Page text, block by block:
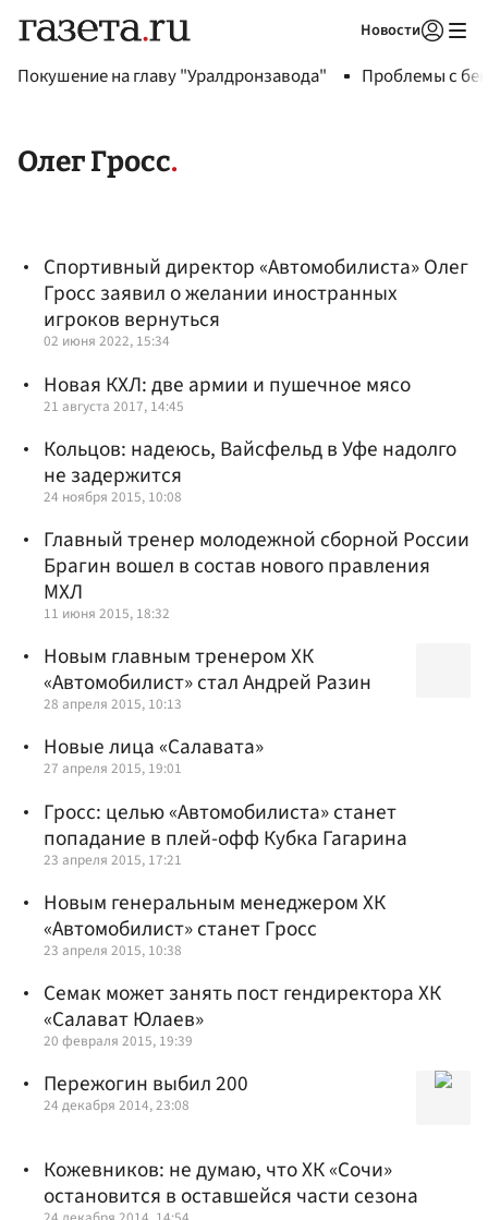
Новости
Покушение на главу "Уралдронзавода" Проблемы с
Олег Гросс
Спортивный директор «Автомобилиста» Олег
Гросс заявил о желании иностранных
игроков вернуться
02 июня 2022, 15:34
Новая КХЛ: две армии и пушечное мясо
21 августа 2017, 14:45
Кольцов: надеюсь, Вайсфельд в Уфе надолго
не задержится
24 ноября 2015, 10:08
Главный тренер молодежной сборной России
Брагин вошел в состав нового правления
МХЛ
11 июня 2015, 18:32
Новым главным тренером ХК
«Автомобилист» стал Андрей Разин
28 апреля 2015, 10:13
Новые лица «Салавата»
27 апреля 2015, 19:01
Гросс: целью «Автомобилиста» станет
попадание в плей-офф Кубка Гагарина
23 апреля 2015, 17:21
Новым генеральным менеджером ХК
«Автомобилист» станет Гросс
23 апреля 2015, 10:38
Семак может занять пост гендиректора ХК
«Салават Юлаев»
20 февраля 2015, 19:39
Пережогин выбил 200
24 декабря 2014, 23:08
Кожевников: не думаю, что ХК «Сочи»
остановится в оставшейся части сезона